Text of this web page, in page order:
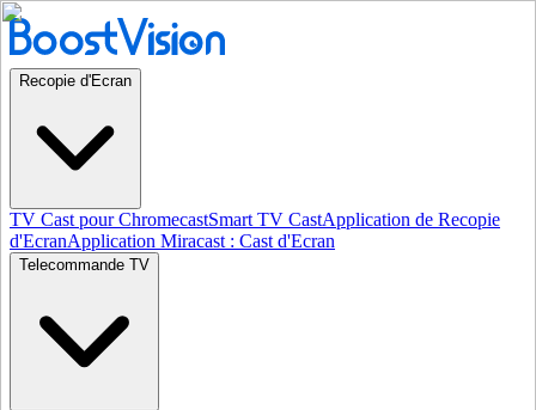
Recopie d'Ecran
TV Cast pour ChromecastSmart TV CastApplication de Recopie
d'EcranApplication Miracast : Cast d'Ecran
Telecommande TV